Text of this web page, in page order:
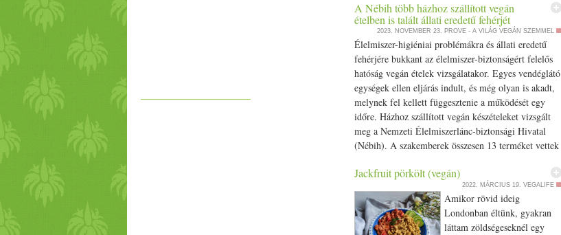
bekuckózós randiestéhez appeared first on Prove.hu.
A Nébih több házhoz szállított vegán
ételben is talált állati eredetű fehérjét
2023. NOVEMBER 23. PROVE - A VILÁG VEGÁN SZEMMEL
Élelmiszer-higiéniai problémákra és állati eredetű
fehérjére bukkant az élelmiszer-biztonságért felelős
hatóság vegán ételek vizsgálatakor. Egyes vendéglátó
egységek ellen eljárás indult, és még olyan is akadt,
melynek fel kellett függesztenie a működését egy
időre. Házhoz szállított vegán készételeket vizsgált
meg a Nemzeti Élelmiszerlánc-biztonsági Hivatal
(Nébih). A szakemberek összesen 13 terméket vettek
házhoz szállított vegán ételben is talált állati eredetű
fehérjét appeared first on Prove.hu.
Jackfruit pörkölt (vegán)
2022. MÁRCIUS 19. VEGALIFE
Amikor rövid ideig
Londonban éltünk, gyakran
láttam zöldségeseknél egy